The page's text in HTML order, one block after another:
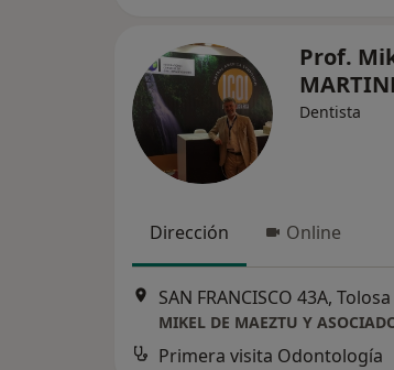
Prof.
Dentista
Dirección Online
SAN FRANCISCO 43A, Tolosa
MIKEL DE MAEZTU Y
Primera visita Odontología